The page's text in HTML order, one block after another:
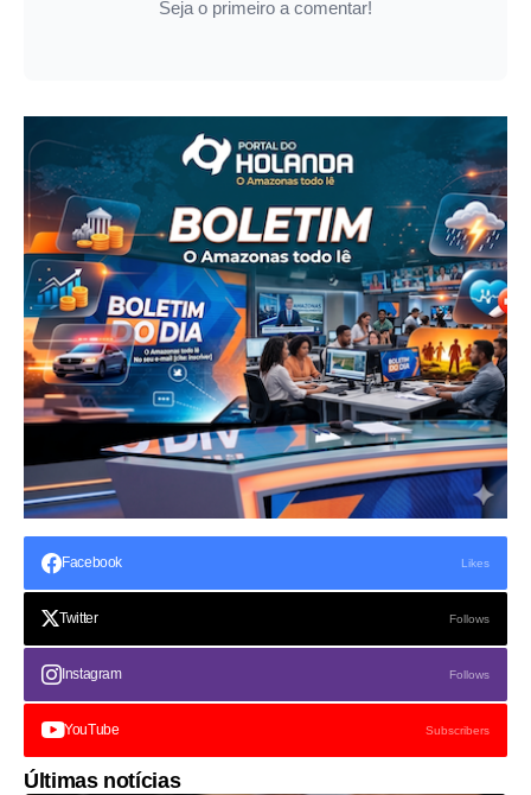
Seja o primeiro a comentar!
Facebook Likes
Twitter Follows
Instagram Follows
YouTube Subscribers
Últimas notícias